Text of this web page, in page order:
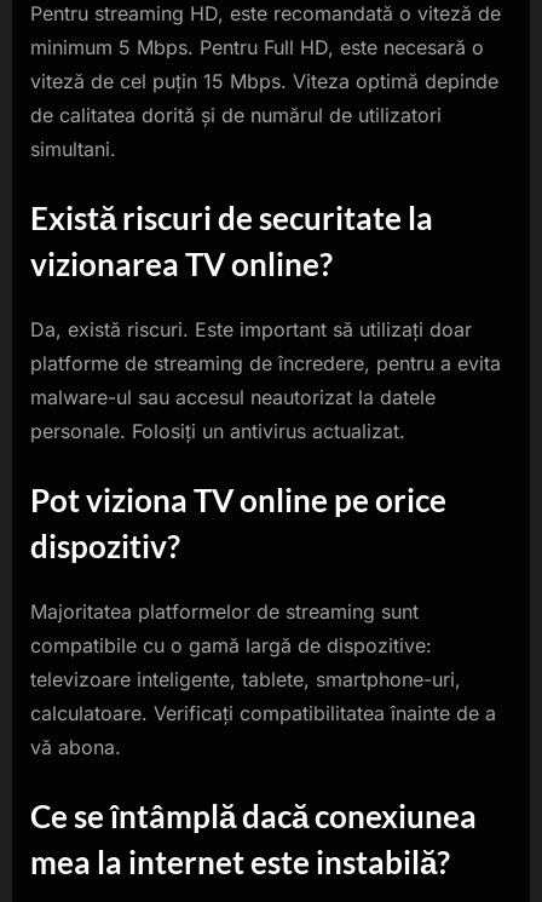
Pentru streaming HD, este recomandată o viteză de
minimum 5 Mbps. Pentru Full HD, este necesară o
viteză de cel puțin 15 Mbps. Viteza optimă depinde
de calitatea dorită și de numărul de utilizatori
simultani.
Există riscuri de securitate la
vizionarea TV online?
Da, există riscuri. Este important să utilizați doar
platforme de streaming de încredere, pentru a evita
malware-ul sau accesul neautorizat la datele
personale. Folosiți un antivirus actualizat.
Pot viziona TV online pe orice
dispozitiv?
Majoritatea platformelor de streaming sunt
compatibile cu o gamă largă de dispozitive:
televizoare inteligente, tablete, smartphone-uri,
calculatoare. Verificați compatibilitatea înainte de a
vă abona.
Ce se întâmplă dacă conexiunea
mea la internet este instabilă?